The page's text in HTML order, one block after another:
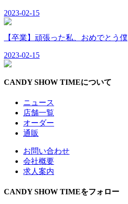
2023-02-15
【卒業】頑張った私、おめでとう僕
2023-02-15
CANDY SHOW TIMEについて
ニュース
店舗一覧
オーダー
通販
お問い合わせ
会社概要
求人案内
CANDY SHOW TIMEをフォロー